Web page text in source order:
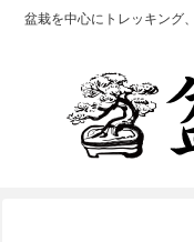
盆栽を中心にトレッキング